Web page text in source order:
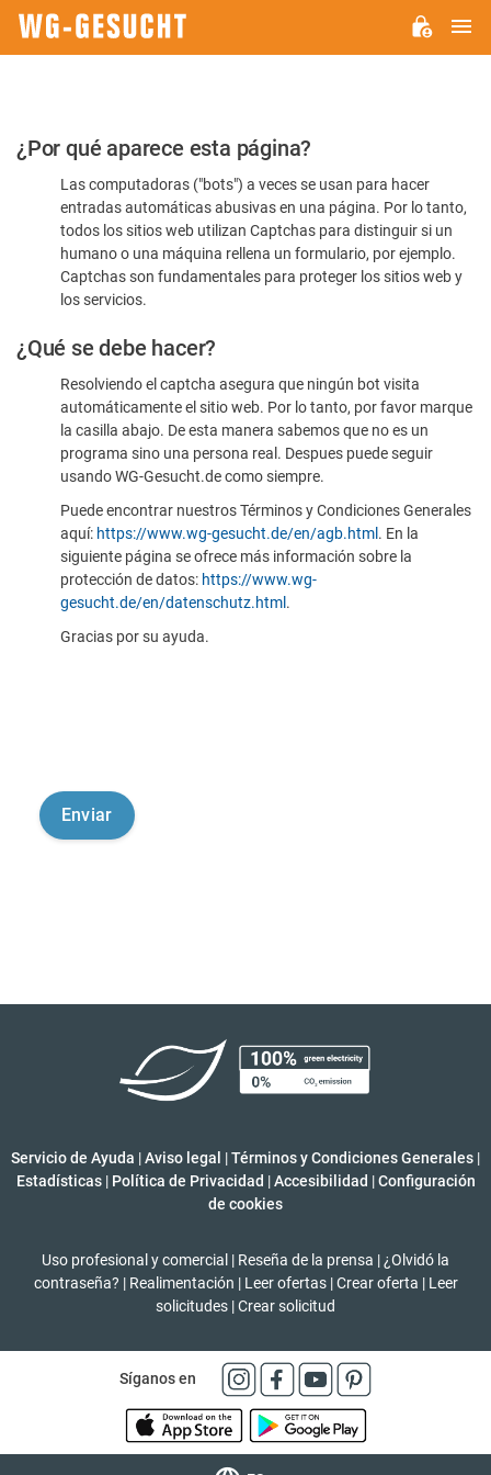
Por
favor,
confirme
humano
¿Por qué aparece esta página?
Las computadoras ("bots") a veces se usan para hacer
entradas automáticas abusivas en una página. Por lo tanto,
todos los sitios web utilizan Captchas para distinguir si un
humano o una máquina rellena un formulario, por ejemplo.
Captchas son fundamentales para proteger los sitios web y
los servicios.
¿Qué se debe hacer?
Resolviendo el captcha asegura que ningún bot visita
automáticamente el sitio web. Por lo tanto, por favor marque
la casilla abajo. De esta manera sabemos que no es un
programa sino una persona real. Despues puede seguir
usando WG-Gesucht.de como siempre.
Puede encontrar nuestros Términos y Condiciones Generales
aquí: https://www.wg-gesucht.de/en/agb.html . En la
siguiente página se ofrece más información sobre la
protección de datos: https://www.wg-
gesucht.de/en/datenschutz.html .
Gracias por su ayuda.
Servicio de Ayuda |Aviso legal |Términos y Condiciones Generales |
Estadísticas | Política de Privacidad | Accesibilidad | Configuración
de cookies
Uso profesional y comercial | Reseña de la prensa | ¿Olvidó la
contraseña? | Realimentación | Leer ofertas | Crear oferta | Leer
solicitudes |Crear solicitud
Síganos en